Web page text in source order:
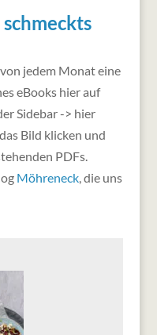
jedem Monat eine
eBooks hier auf
Sidebar -> hier
Bild klicken und
PDFs.
Möhreneck, die uns